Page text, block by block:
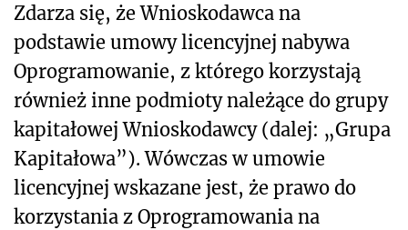
Zdarza się, że Wnioskodawca na
podstawie umowy licencyjnej nabywa
Oprogramowanie, z którego korzystają
również inne podmioty należące do grupy
kapitałowej Wnioskodawcy (dalej: „Grupa
Kapitałowa”). Wówczas w umowie
licencyjnej wskazane jest, że prawo do
korzystania z Oprogramowania na